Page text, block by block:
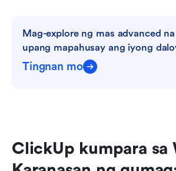
Mag-explore ng mas advanced
upang mapahusay ang iyong
Tingnan mo
ClickUp kumpara sa